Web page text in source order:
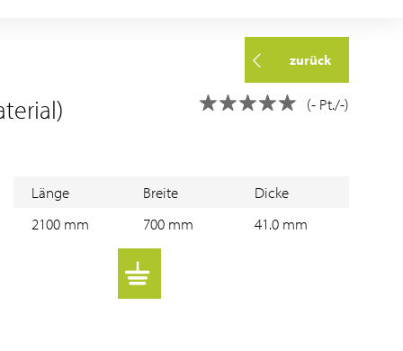
zurück
(- Pt./-)
Länge Breite
Dicke
2100 mm
700 mm 41.0 mm